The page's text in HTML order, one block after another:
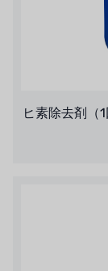
ヒ素除去剤（